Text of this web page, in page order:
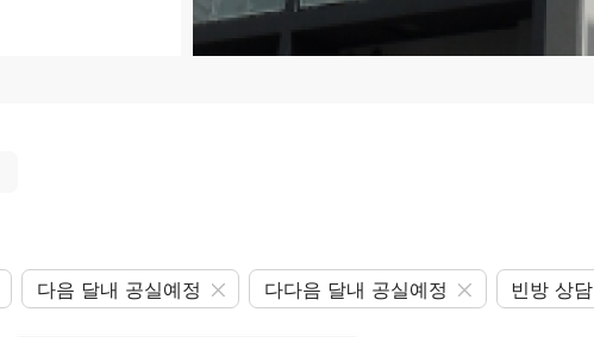
다음 달내 공실예정 다다음 달내 공실예정 빈방 상담